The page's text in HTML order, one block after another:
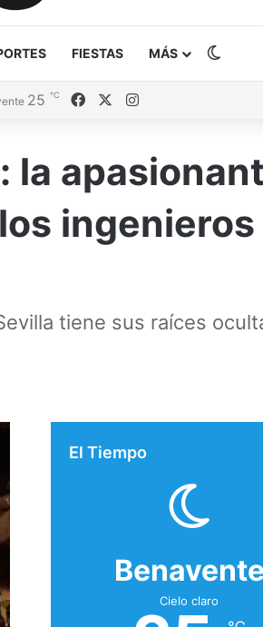
FIESTAS MÁS
25 ℃ FacebookInstagram
la
ingenieros
tiene sus raíces
El Tiempo
Benavente
Cielo claro